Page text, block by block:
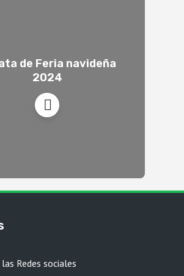
de Feria navideña
2024
Redes sociales